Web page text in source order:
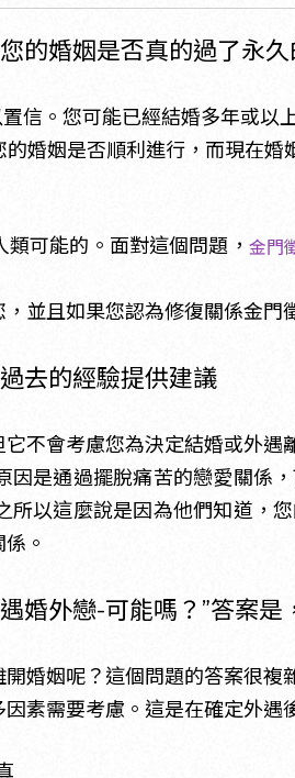
的婚姻是否真的過了永
信。您可能已經結婚多年或
婚姻是否順利進行，而現在婚
可能的。面對這個問題， 金門
並且如果您認為修復關係金門
去的經驗提供建議
不會考慮您為決定結婚或外遇
是通過擺脫痛苦的戀愛關係
以這麼說是因為他們知道，
。
婚外戀-可能嗎？”答案是
婚姻呢？這個問題的答案很複
素需要考慮。這是在確定外遇